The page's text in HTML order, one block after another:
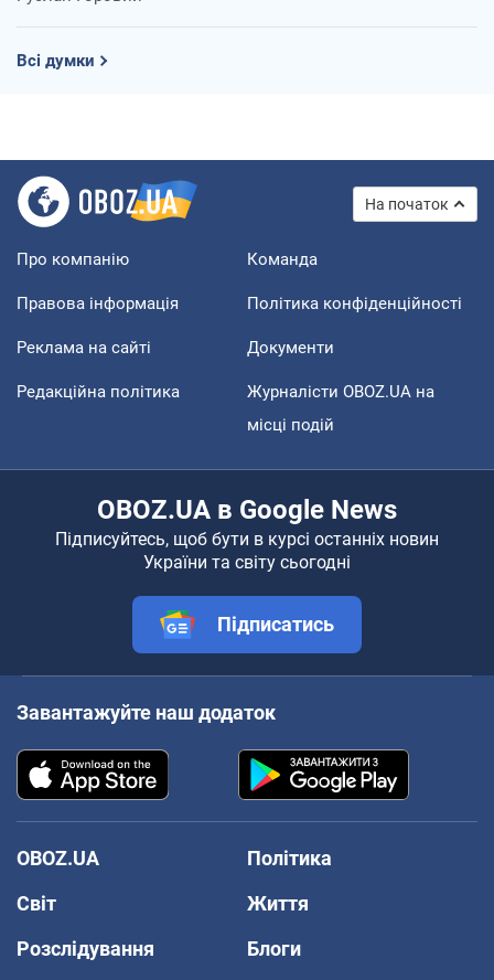
Всі думки
На початок
Про компанію Команда
Правова інформація Політика конфіденційності
Реклама на сайті Документи
Редакційна політика
Журналісти OBOZ.UA на
місці подій
OBOZ.UA в Google News
Підписуйтесь, щоб бути в курсі останніх новин
України та світу сьогодні
Підписатись
Завантажуйте наш додаток
OBOZ.UA
Політика
Світ
Життя
Розслідування
Блоги